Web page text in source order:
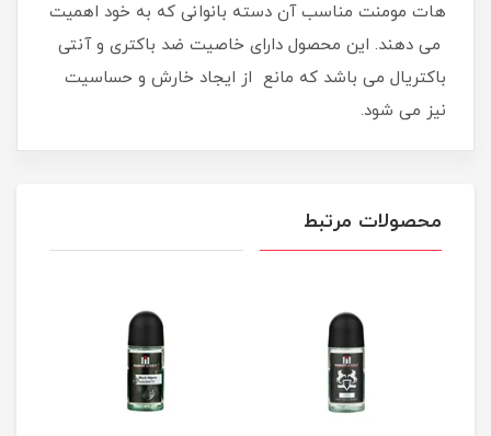
هات مومنت مناسب آن دسته بانوانی که به خود اهمیت
می دهند. این محصول دارای خاصیت ضد باکتری و آنتی
باکتریال می باشد که مانع از ایجاد خارش و حساسیت
نیز می شود.
محصولات مرتبط